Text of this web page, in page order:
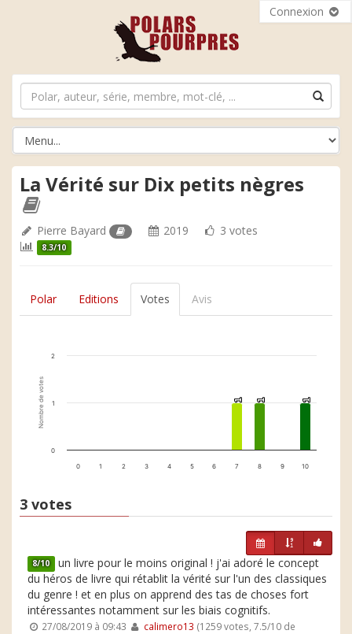
Connexion
La Vérité sur Dix petits nègres
Pierre Bayard 2019 3 votes
8.3/10
Polar Editions Votes Avis
Nombre de votes 1
1 1
1 1
1
0 1 2 3 4 5 6 7 8 9 10
0
1
2
3 votes
8/10 un livre pour le moins original ! j'ai adoré le concept
du héros de livre qui rétablit la vérité sur l'un des classiques
du genre ! et en plus on apprend des tas de choses fort
intéressantes notamment sur les biais cognitifs.
27/08/2019 à 09:43 calimero13 (1259 votes, 7.5/10 de